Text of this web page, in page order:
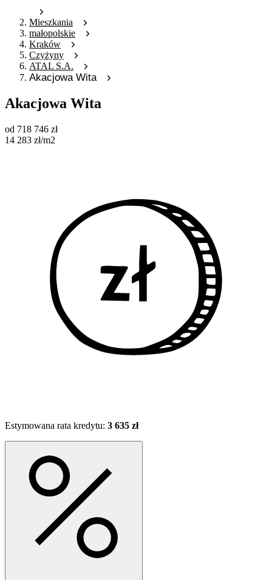
Mieszkania
małopolskie
Kraków
Czyżyny
ATAL S.A.
Akacjowa Wita
Akacjowa Wita
od 718 746 zł
14 283 zł/m2
Estymowana rata kredytu: 3 635 zł